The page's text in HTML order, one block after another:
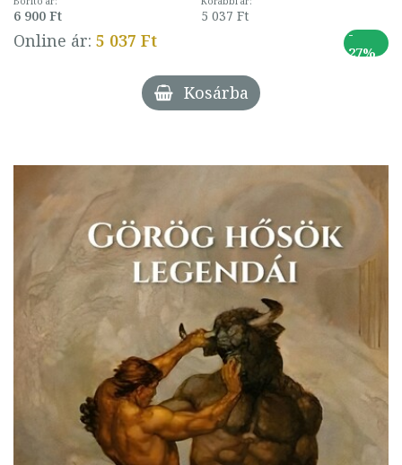
6 900 Ft 5 037 Ft
Online ár: 5 037 Ft
-
27%
Kosárba